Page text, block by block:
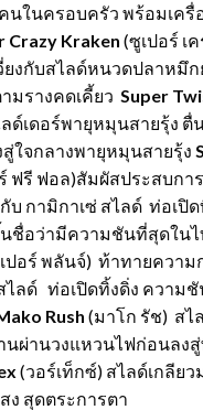
นในครอบครัว พร้อมเครื่
Crazy Kraken (ซูเปอร์ เ
ยงกับสไลด์หนวดปลาหมึก
มรางคดเคี้ยว Super
ด์เดอร์พายุหมุนสายรุ้ง ตื่
ใจกลางพายุหมุนสายรุ้ง
ฟรี ฟอล)สัมผัสประสบก
บ กามิกาเซ่ สไลด์ ท่อเปิ
นชื่อว่ามีความชันที่สุดในไ
ปอร์ พลันจ์) ท้าทายความ
ไลด์ ท่อเปิดทิ้งดิ่ง ความ
Rush (มาโก รัช) สไ
นผ่านวงแหวนไฟก่อนลง
(วอร์เท็กซ์) สไลด์เกลีย
ง สุดตระการตา